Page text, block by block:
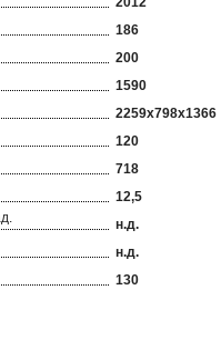
186
200
1590
2259х798х1366
120
718
12,5
н.д.
н.д.
130